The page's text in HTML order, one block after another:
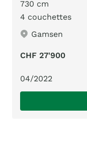
730 cm
4 couchettes
Gamsen
CHF 27'900
04/2022